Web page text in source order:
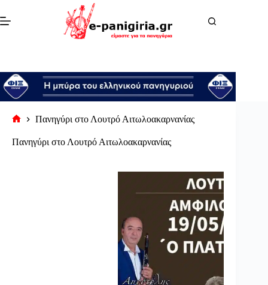
στο
περιεχόμενο
σελίδα
Πανηγύρι στο Λουτρό Αιτωλοακαρνανίας
Πανηγύρι στο Λουτρό Αιτωλοακαρνανίας